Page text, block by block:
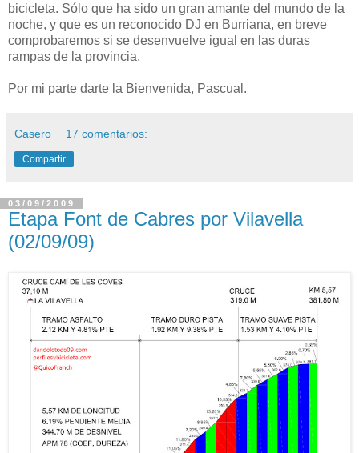
bicicleta. Sólo que ha sido un gran amante del mundo de la
noche, y que es un reconocido DJ en Burriana, en breve
comprobaremos si se desenvuelve igual en las duras
rampas de la provincia.
Por mi parte darte la Bienvenida, Pascual.
Casero 17 comentarios:
Compartir
03/09/2009
Etapa Font de Cabres por Vilavella
(02/09/09)